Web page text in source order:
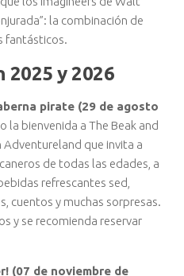
la combinación de
fantásticos.
2025 y 2026
pirate (29 de agosto
la bienvenida a The Beak and
Adventureland que invita a
de todas las edades, a
refrescantes sed,
cuentos y muchas sorpresas.
y se recomienda reservar
(07 de noviembre de